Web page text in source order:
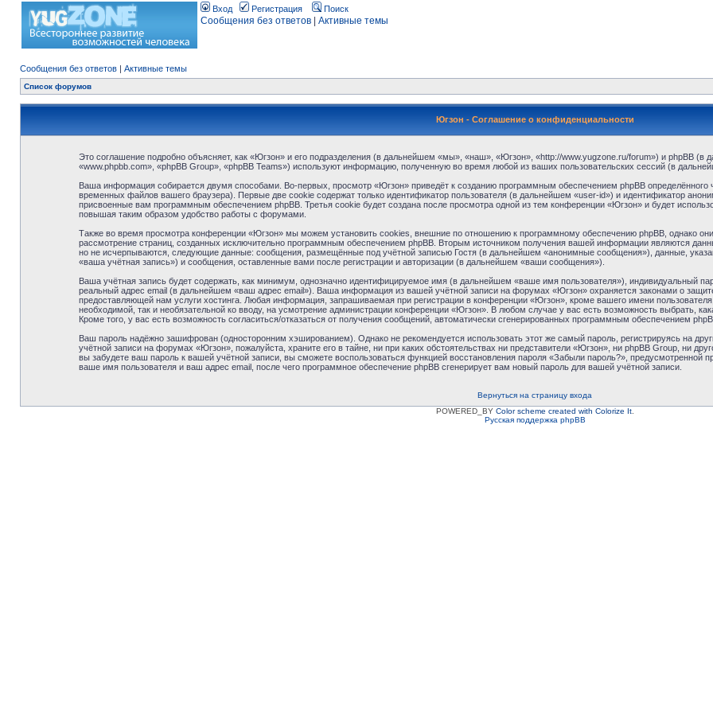
Вход Регистрация Поиск
Сообщения без ответов Активные темы
Сообщения без ответов | Активные темы
Список форумов
Югзон - Соглашение о конфиденциальности
Это соглашение подробно объясняет, как «Югзон» и его подразделения (в дальнейшем «мы», «наш», «Югзон», «http://www.yugzone.ru/forum») и phpBB (в
«www.phpbb.com», «phpBB Group», «phpBB Teams») используют информацию, полученную во время любой из ваших пользовательских сессий (в
Ваша информация собирается двумя способами. Во-первых, просмотр «Югзон» приведёт к созданию программным обеспечением phpBB
временных файлов вашего браузера). Первые две cookie содержат только идентификатор пользователя (в дальнейшем «user-id») и идентификатор
присвоенные вам программным обеспечением phpBB. Третья cookie будет создана после просмотра одной из тем конференции «Югзон» и будет
повышая таким образом удобство работы с форумами.
Также во время просмотра конференции «Югзон» мы можем установить cookies, внешние по отношению к программному обеспечению phpBB, однако они
рассмотрение страниц, созданных исключительно программным обеспечением phpBB. Вторым источником получения вашей информации являются
но не исчерпываются, следующие данные: сообщения, размещённые под учётной записью Гостя (в дальнейшем «анонимные сообщения»), данные,
«ваша учётная запись») и сообщения, оставленные вами после регистрации и авторизации (в дальнейшем «ваши сообщения»).
Ваша учётная запись будет содержать, как минимум, однозначно идентифицируемое имя (в дальнейшем «ваше имя пользователя»), индивидуальный
реальный адрес email (в дальнейшем «ваш адрес email»). Ваша информация из вашей учётной записи на форумах «Югзон» охраняется законами о
предоставляющей нам услуги хостинга. Любая информация, запрашиваемая при регистрации в конференции «Югзон», кроме вашего имени
необходимой, так и необязательной ко вводу, на усмотрение администрации конференции «Югзон». В любом случае у вас есть возможность выбрать,
Кроме того, у вас есть возможность согласиться/отказаться от получения сообщений, автоматически сгенерированных программным обеспечением
Ваш пароль надёжно зашифрован (односторонним хэшированием). Однако не рекомендуется использовать этот же самый пароль, регистрируясь на
учётной записи на форумах «Югзон», пожалуйста, храните его в тайне, ни при каких обстоятельствах ни представители «Югзон», ни phpBB Group, ни
вы забудете ваш пароль к вашей учётной записи, вы сможете воспользоваться функцией восстановления пароля «Забыли пароль?»,
ваше имя пользователя и ваш адрес email, после чего программное обеспечение phpBB сгенерирует вам новый пароль для вашей учётной записи.
Вернуться на страницу входа
POWERED_BY Color scheme created with Colorize It.
Русская поддержка phpBB